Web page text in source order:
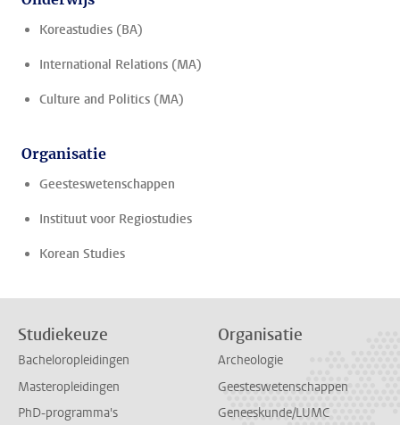
Koreastudies (BA)
International Relations (MA)
Culture and Politics (MA)
Organisatie
Geesteswetenschappen
Instituut voor Regiostudies
Korean Studies
Studiekeuze
Bacheloropleidingen
Masteropleidingen
PhD-programma's
Organisatie
Archeologie
Geesteswetenschappen
Geneeskunde/LUMC